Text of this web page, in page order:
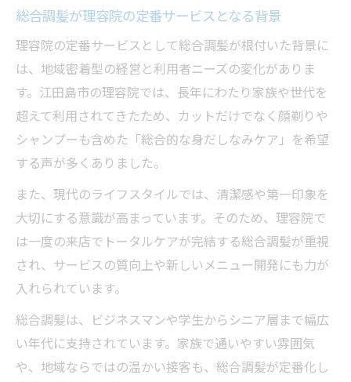
総合調髪が理容院の定番サービスとなる背景
理容院の定番サービスとして総合調髪が根付いた背景に
は、地域密着型の経営と利用者ニーズの変化がありま
す。江田島市の理容院では、長年にわたり家族や世代を
超えて利用されてきたため、カットだけでなく顔剃りや
シャンプーも含めた「総合的な身だしなみケア」を希望
する声が多くありました。
また、現代のライフスタイルでは、清潔感や第一印象を
大切にする意識が高まっています。そのため、理容院で
は一度の来店でトータルケアが完結する総合調髪が重視
され、サービスの質向上や新しいメニュー開発にも力が
入れられています。
総合調髪は、ビジネスマンや学生からシニア層まで幅広
い年代に支持されています。家族で通いやすい雰囲気
や、地域ならではの温かい接客も、総合調髪が定番化し